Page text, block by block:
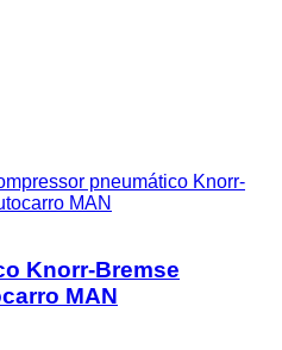
pneumático Knorr-
MAN
Knorr-Bremse
MAN